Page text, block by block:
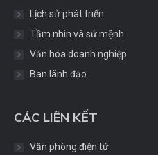
Lịch sử phát triển
Tầm nhìn và sứ mệnh
Văn hóa doanh nghiệp
Ban lãnh đạo
CÁC LIÊN KẾT
Văn phòng điện tử